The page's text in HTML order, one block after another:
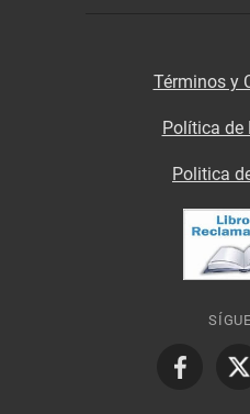
Términos y
Política de
Politica